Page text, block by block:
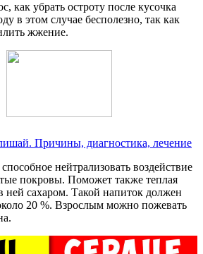
как убрать остроту после кусочка
в этом случае бесполезно, так как
жжение.
Причины, диагностика, лечение
нейтрализовать воздействие
покровы. Поможет также теплая
ней сахаром. Такой напиток должен
20 %. Взрослым можно пожевать